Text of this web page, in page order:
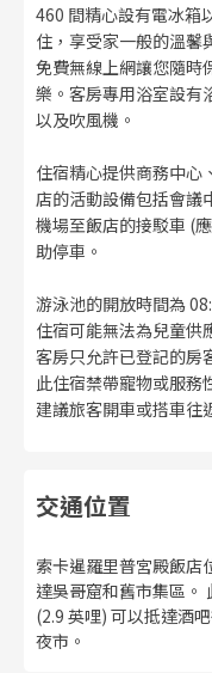
460 間精心設有電冰箱
住，享受家一般的溫馨
免費無線上網讓您隨時
樂。客房專用浴室設有
以及吹風機。
住宿精心提供商務中心
店的活動設備包括會議
機場至飯店的接駁車 (
助停車。
游泳池的開放時間為
住宿可能無法為兒童供
客房只允許已登記的房
此住宿禁帶寵物或服務
建議旅客開車或搭車往
交通位置
索卡暹羅里普宮殿飯店
達吳哥窟和舊市集區。
(2.9 英哩) 可以抵達酒
夜市。